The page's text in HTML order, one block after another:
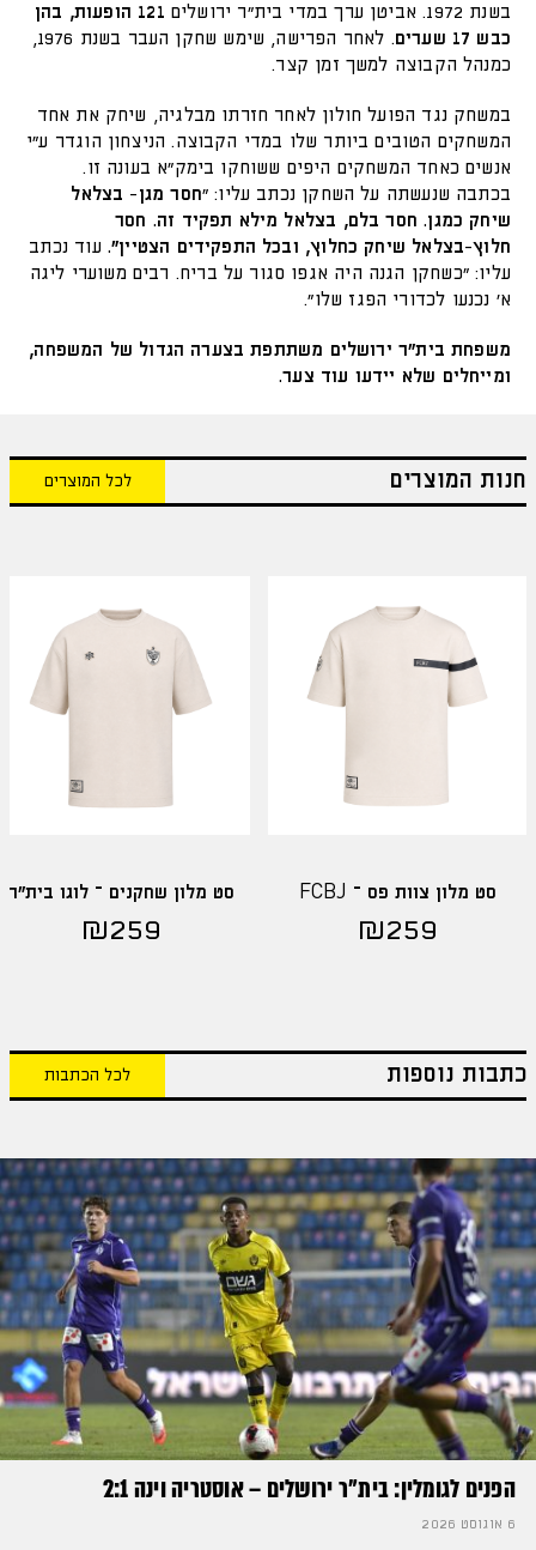
בשנת 1972. אביטן ערך במדי בית"ר ירושלים
121 הופעות, בהן
כבש 17 שערים
. לאחר הפרישה, שימש שחקן העבר בשנת 1976,
כמנהל הקבוצה למשך זמן קצר.
במשחק נגד הפועל חולון לאחר חזרתו מבלגיה, שיחק את אחד
המשחקים הטובים ביותר שלו במדי הקבוצה. הניצחון הוגדר ע"י
אנשים כאחד המשחקים היפים ששוחקו בימק"א בעונה זו.
בכתבה שנעשתה על השחקן נכתב עליו: "חסר מגן- בצלאל
שיחק כמגן. חסר בלם, בצלאל מילא תפקיד זה. חסר
חלוץ-בצלאל שיחק כחלוץ, ובכל התפקידים הצטיין". עוד נכתב
עליו: "כשחקן הגנה היה אגפו סגור על בריח. רבים משוערי ליגה
א' נכנעו לכדורי הפגז שלו".
משפחת בית"ר ירושלים משתתפת בצערה הגדול של המשפחה,
ומייחלים שלא יידעו עוד צער.
חנות המוצרים לכל המוצרים
סט מלון צוות פס – FCBJ
₪259
סט מלון שחקנים – לוגו בית"ר
₪259
כתבות נוספות לכל הכתבות
הפנים לגומלין: בית״ר ירושלים – אוסטריה וינה 2:1
6 אוגוסט 2026